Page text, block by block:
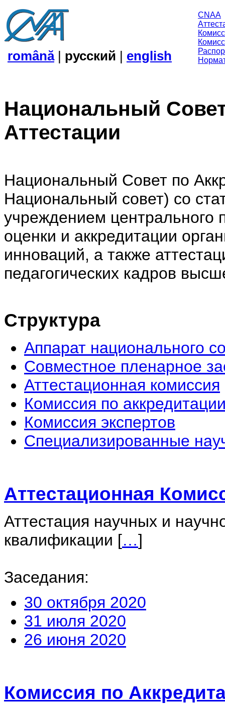
CNAA
română| русский | english
Национальный
Аттестации
Национальный Совет по
Национальный совет) со
учреждением центрального
оценки и аккредитации
инноваций, а также
педагогических кадров
Структура
Аппарат национального
Совместное пленарное
Аттестационная комисcия
Комиссия по
Комиссия экспертов
Специализированные
Аттестационная
Аттестация научных и
квалификации […]
Заседания:
30 октября 2020
31 июля 2020
26 июня 2020
Комиссия по